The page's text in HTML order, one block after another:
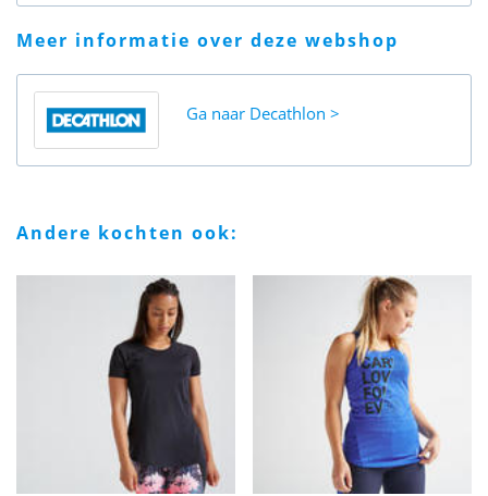
meer informatie over deze webshop
Ga naar Decathlon
andere kochten ook: